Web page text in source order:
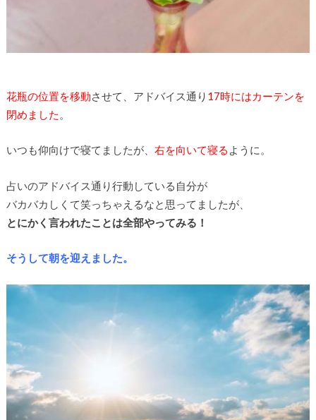
花瓶の位置を移動させて、アドバイス通り 17時にはカーテンを
閉めました
いつも仰向けで寝てましたが、 右を向いて寝る ように。
占いのアドバイス通り行動している自分が
バカバカしくて笑っちゃえるなと思ってましたが、
とにかく言われたことは全部やってみる！
そうして朝を迎えました。